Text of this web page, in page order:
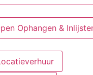
Ophangen &